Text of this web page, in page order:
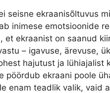
seisne ekraanisõltuvus
inimese emotsioonide
ekraanist on saanud
– igavuse, ärevuse,
hajutust ja lühiajalist
pöördub ekraani poole
enam teadlik valik, vaid